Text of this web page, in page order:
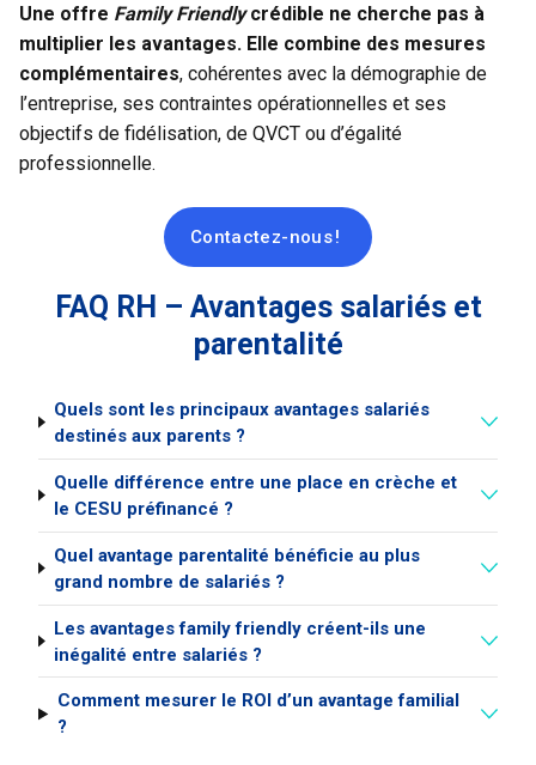
Une offre Family Friendlycrédible ne cherche pas à
multiplier les avantages. Elle combine des mesures
complémentaires, cohérentes avec la démographie de
l’entreprise, ses contraintes opérationnelles et ses
objectifs de fidélisation, de QVCT ou d’égalité
professionnelle.
Contactez-nous !
FAQ RH – Avantages salariés et
parentalité
Quels sont les principaux avantages salariés
destinés aux parents ?
Quelle différence entre une place en crèche et
le CESU préfinancé ?
Quel avantage parentalité bénéficie au plus
grand nombre de salariés ?
Les avantages family friendly créent-ils une
inégalité entre salariés ?
Comment mesurer le ROI d’un avantage familial
?